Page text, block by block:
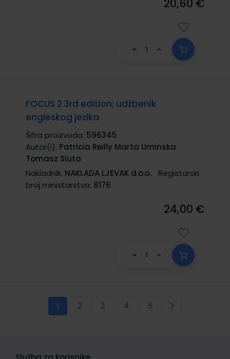
20,60 €
FOCUS 2 3rd edition; udžbenik
engleskog jezika
Šifra proizvoda: 596345
Autor(i): Patricia Reilly Marta Uminska
Tomasz Siuta
Nakladnik: NAKLADA LJEVAK d.o.o.
Registarski
broj ministarstva: 8176
24,00 €
Stranica
Trenutno pregledavate stranicu
1 Stranica
2 Stranica
3 Stranica
4 Stranica
5